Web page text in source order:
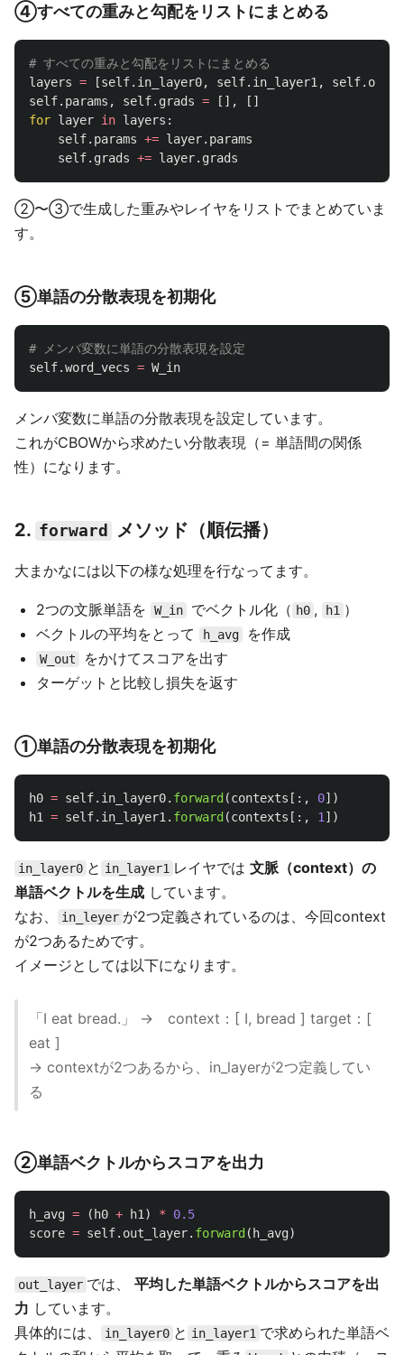
④すべての重みと勾配をリストにまとめる
layers = [self. in_layer0, self. in_layer1 , self.
self. params , self. grads = [],
[]
for layer in layers :
self. params += layer. params
self. grads += layer. grads
②〜③で生成した重みやレイヤをリストでまとめていま
す。
⑤単語の分散表現を初期化
self.word_vecs = W_in
メンバ変数に単語の分散表現を設定しています。
これがCBOWから求めたい分散表現（= 単語間の関係
性）になります。
2. forward メソッド（順伝播）
大まかなには以下の様な処理を行なってます。
2つの文脈単語を W_in でベクトル化（ h0 , h1 ）
ベクトルの平均をとって
h_avg を作成
W_out
をかけてスコアを出す
ターゲットと比較し損失を返す
①単語の分散表現を初期化
h0 = self. in_layer0. forward (contexts [:, 0])
h1
= self. in_layer1 . forward (contexts [:, 1 ])
in_layer0 と in_layer1 レイヤでは 文脈（context）の
単語ベクトルを生成 しています。
なお、
in_leyer が2つ定義されているのは、今回context
が2つあるためです。
イメージとしては以下になります。
「I eat bread.」 → context：[ I, bread ] target：[
eat ]
→ contextが2つあるから、in_layerが2つ定義してい
る
②単語ベクトルからスコアを出力
h_avg = ( h0 + h1 ) *
0.5
score = self. out_layer. forward ( h_avg)
out_layer では、 平均した単語ベクトルからスコアを出
力 しています。
具体的には、
in_layer0 と in_layer1 で求められた単語ベ